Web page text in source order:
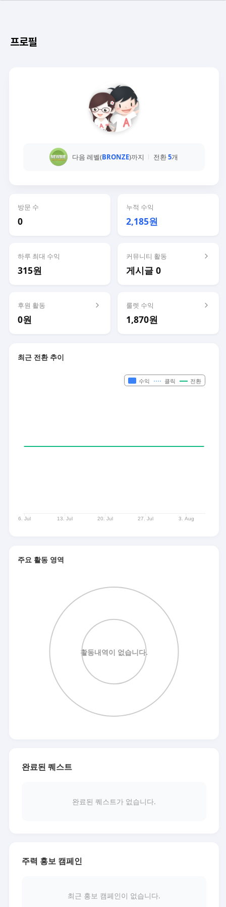
프로필
다음 레벨(BRONZE)까지 전환5개
방문 수
0
누적 수익
2,185원
하루 최대 수익
315원
커뮤니티 활동
게시글 0
후원 활동
0원
룰렛 수익
1,870원
최근 전환 추이
주요 활동 영역
완료된 퀘스트
완료된 퀘스트가 없습니다.
주력 홍보 캠페인
최근 홍보 캠페인이 없습니다.